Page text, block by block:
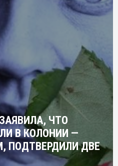
ЧТО
В КОЛОНИИ —
ПОДТВЕРДИЛИ ДВЕ